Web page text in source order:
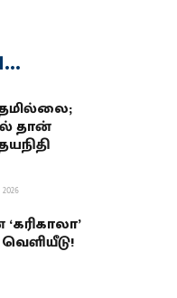
தான்